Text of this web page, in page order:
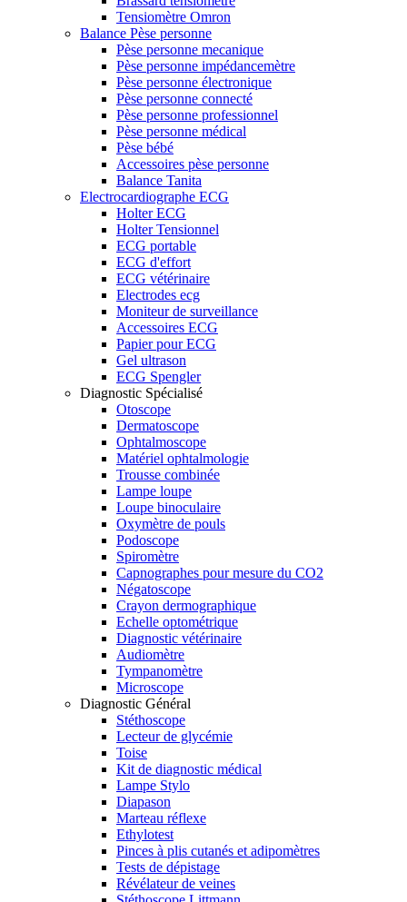
Tensiomètre Omron
Balance Pèse personne
Pèse personne mecanique
Pèse personne impédancemètre
Pèse personne électronique
Pèse personne connecté
Pèse personne professionnel
Pèse personne médical
Pèse bébé
Accessoires pèse personne
Balance Tanita
Electrocardiographe ECG
Holter ECG
Holter Tensionnel
ECG portable
ECG d'effort
ECG vétérinaire
Electrodes ecg
Moniteur de surveillance
Accessoires ECG
Papier pour ECG
Gel ultrason
ECG Spengler
Diagnostic Spécialisé
Otoscope
Dermatoscope
Ophtalmoscope
Matériel ophtalmologie
Trousse combinée
Lampe loupe
Loupe binoculaire
Oxymètre de pouls
Podoscope
Spiromètre
Capnographes pour mesure du CO2
Négatoscope
Crayon dermographique
Echelle optométrique
Diagnostic vétérinaire
Audiomètre
Tympanomètre
Microscope
Diagnostic Général
Stéthoscope
Lecteur de glycémie
Toise
Kit de diagnostic médical
Lampe Stylo
Diapason
Marteau réflexe
Ethylotest
Pinces à plis cutanés et adipomètres
Tests de dépistage
Révélateur de veines